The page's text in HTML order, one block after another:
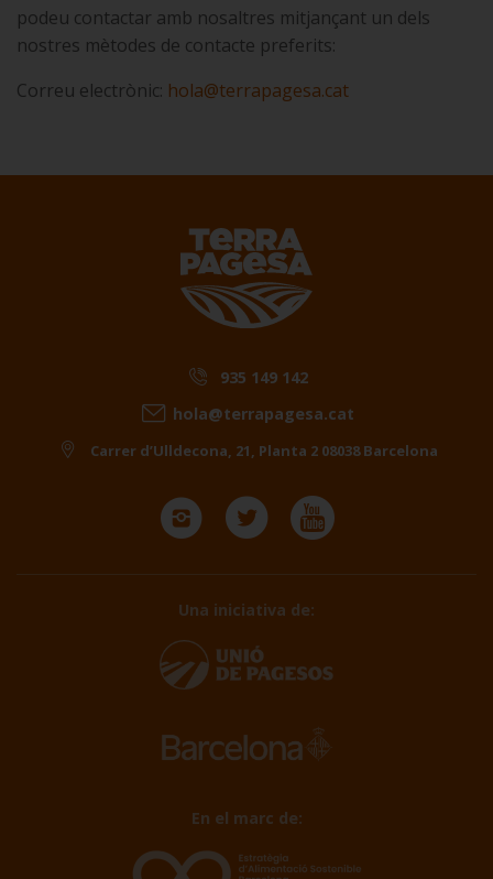
podeu contactar amb nosaltres mitjançant un dels
nostres mètodes de contacte preferits:
Correu electrònic: hola@terrapagesa.cat
935 149 142
hola@terrapagesa.cat
Carrer d’Ulldecona, 21, Planta 2 08038 Barcelona
Una iniciativa de:
En el marc de: